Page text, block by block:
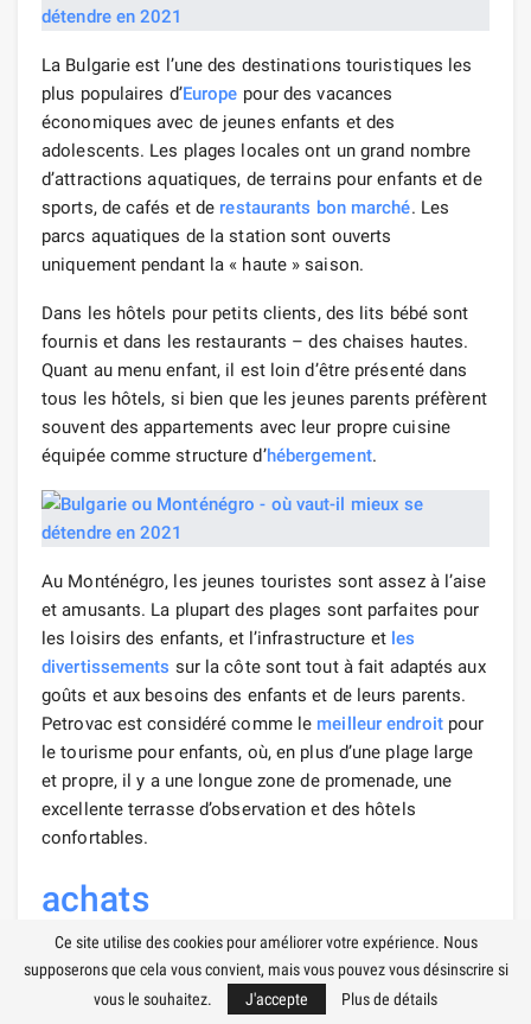
La Bulgarie est l’une des destinations touristiques les
plus populaires d’Europe pour des vacances
économiques avec de jeunes enfants et des
adolescents. Les plages locales ont un grand nombre
d’attractions aquatiques, de terrains pour enfants et de
sports, de cafés et de restaurants bon marché. Les
parcs aquatiques de la station sont ouverts
uniquement pendant la « haute » saison.
Dans les hôtels pour petits clients, des lits bébé sont
fournis et dans les restaurants – des chaises hautes.
Quant au menu enfant, il est loin d’être présenté dans
tous les hôtels, si bien que les jeunes parents préfèrent
souvent des appartements avec leur propre cuisine
équipée comme structure d’hébergement.
Au Monténégro, les jeunes touristes sont assez à l’aise
et amusants. La plupart des plages sont parfaites pour
les loisirs des enfants, et l’infrastructure et les
divertissements sur la côte sont tout à fait adaptés aux
goûts et aux besoins des enfants et de leurs parents.
Petrovac est considéré comme le meilleur endroitpour
le tourisme pour enfants, où, en plus d’une plage large
et propre, il y a une longue zone de promenade, une
excellente terrasse d’observation et des hôtels
confortables.
achats
Ce site utilise des cookies pour améliorer votre expérience. Nous
supposerons que cela vous convient, mais vous pouvez vous désinscrire si
vous le souhaitez.
J'accepte Plus de détails